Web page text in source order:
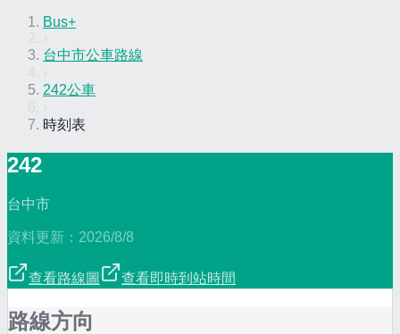
Bus+
台中市公車路線
242公車
時刻表
242
台中市
資料更新： 2026/8/8
查看路線圖 查看即時到站時間
路線方向